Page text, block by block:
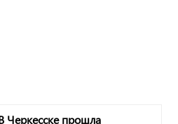
Черкесске прошла